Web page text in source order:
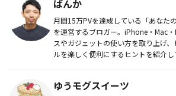
ばんか
月間15万PVを達成している「あなた
を運営するブロガー。iPhone・Mac
スやガジェットの使い方を取り上げ
ルを楽しく便利にするヒントを紹介
ゆうモグスイーツ